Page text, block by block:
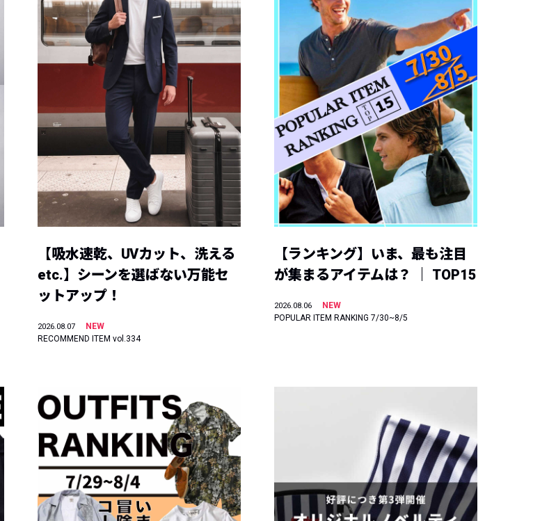
【吸水速乾、UVカット、洗える
etc.】シーンを選ばない万能セ
ットアップ！
2026.08.07
NEW
RECOMMEND ITEM vol.334
【ランキング】いま、最も注目
が集まるアイテムは？ ｜ TOP15
2026.08.06
NEW
POPULAR ITEM RANKING 7/30~8/5